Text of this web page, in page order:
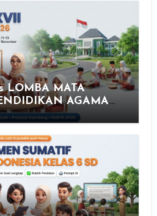
LOMBA MATA
AGAMA
ISLAMI (MAPSI)
TAHUN 2026